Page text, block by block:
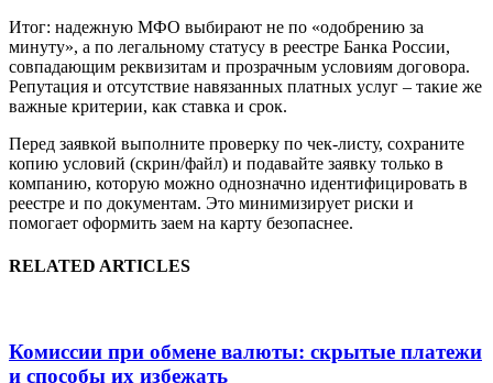
Итог: надежную МФО выбирают не по «одобрению за
минуту», а по легальному статусу в реестре Банка России,
совпадающим реквизитам и прозрачным условиям договора.
Репутация и отсутствие навязанных платных услуг – такие же
важные критерии, как ставка и срок.
Перед заявкой выполните проверку по чек-листу, сохраните
копию условий (скрин/файл) и подавайте заявку только в
компанию, которую можно однозначно идентифицировать в
реестре и по документам. Это минимизирует риски и
помогает оформить заем на карту безопаснее.
RELATED ARTICLES
Комиссии при обмене валюты: скрытые платежи
и способы их избежать